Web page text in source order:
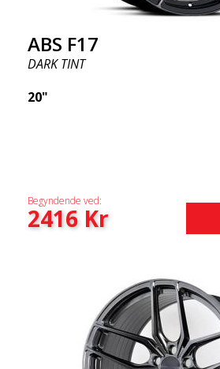
ABS F17
DARK TINT
20"
Begyndende ved:
2416Kr